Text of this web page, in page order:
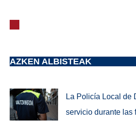
AZKEN ALBISTEAK
La Policía Local de
servicio durante las